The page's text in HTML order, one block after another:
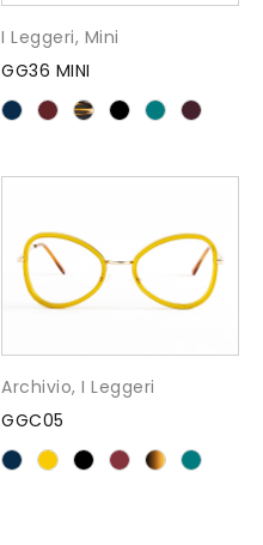
I Leggeri, Mini
GG36 MINI
Archivio, I Leggeri
GGC05